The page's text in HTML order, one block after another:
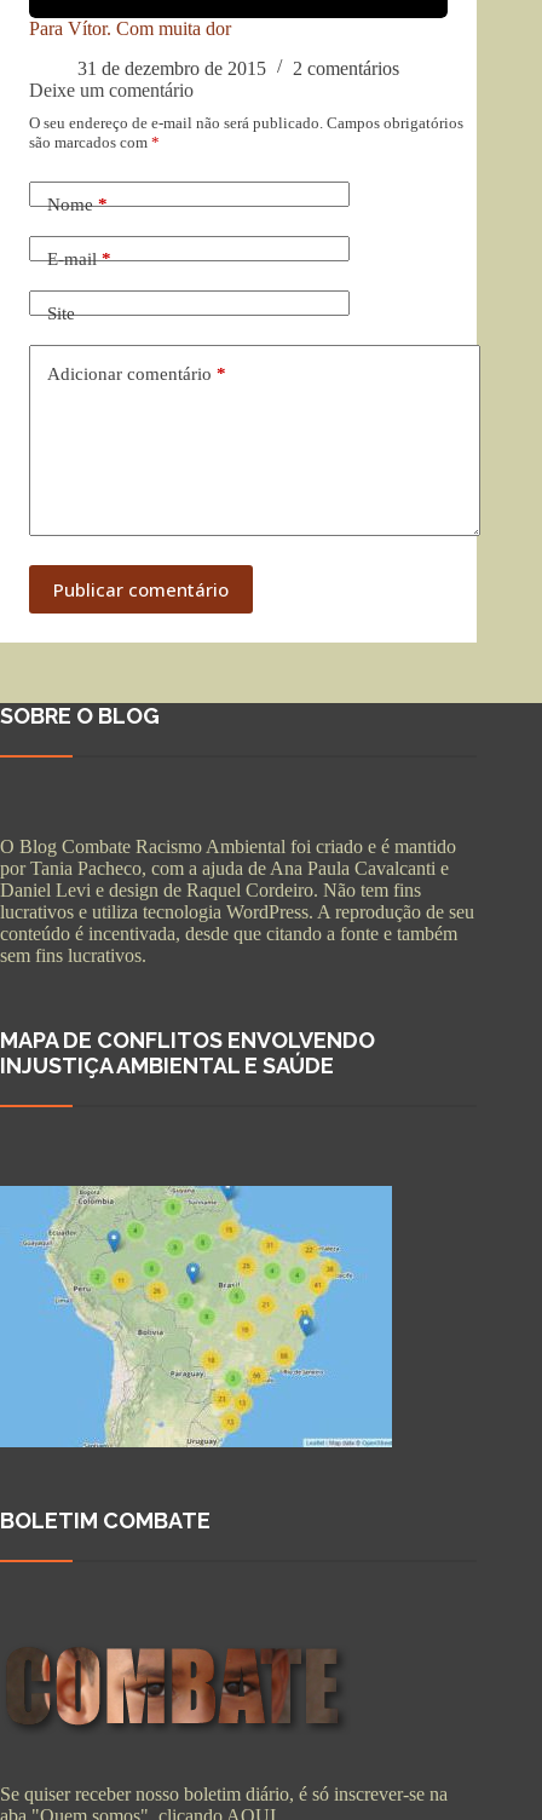
Para Vítor. Com muita dor
31 de dezembro de 2015
2 comentários
Deixe um comentário
O seu endereço de e-mail não será publicado. Campos obrigatórios
são marcados com *
Nome*
E-mail*
Site
Adicionar comentário *
Publicar comentário
SOBRE O BLOG
O Blog Combate Racismo Ambiental foi criado e é mantido
por Tania Pacheco, com a ajuda de Ana Paula Cavalcanti e
Daniel Levi e design de Raquel Cordeiro. Não tem fins
lucrativos e utiliza tecnologia WordPress. A reprodução de seu
conteúdo é incentivada, desde que citando a fonte e também
sem fins lucrativos.
MAPA DE CONFLITOS ENVOLVENDO
INJUSTIÇA AMBIENTAL E SAÚDE
BOLETIM COMBATE
Se quiser receber nosso boletim diário, é só inscrever-se na
aba "Quem somos", clicando AQUI